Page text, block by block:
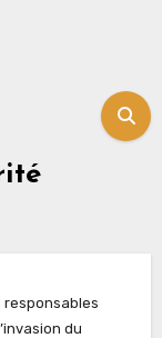
responsables
du